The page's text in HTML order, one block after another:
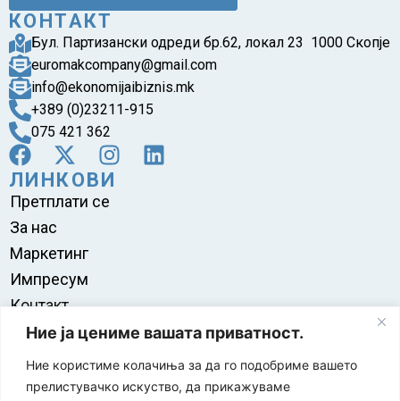
Ние ја цениме вашата приватност.
Ние користиме колачиња за да го подобриме вашето
прелистувачко искуство, да прикажуваме
КОНТАКТ
Бул. Партизански одреди бр.62, локал 23 1000 Скопје
euromakcompany@gmail.com
info@ekonomijaibiznis.mk
+389 (0)23211-915
075 421 362
ЛИНКОВИ
Претплати се
За нас
Маркетинг
Импресум
Контакт
Правила на користење